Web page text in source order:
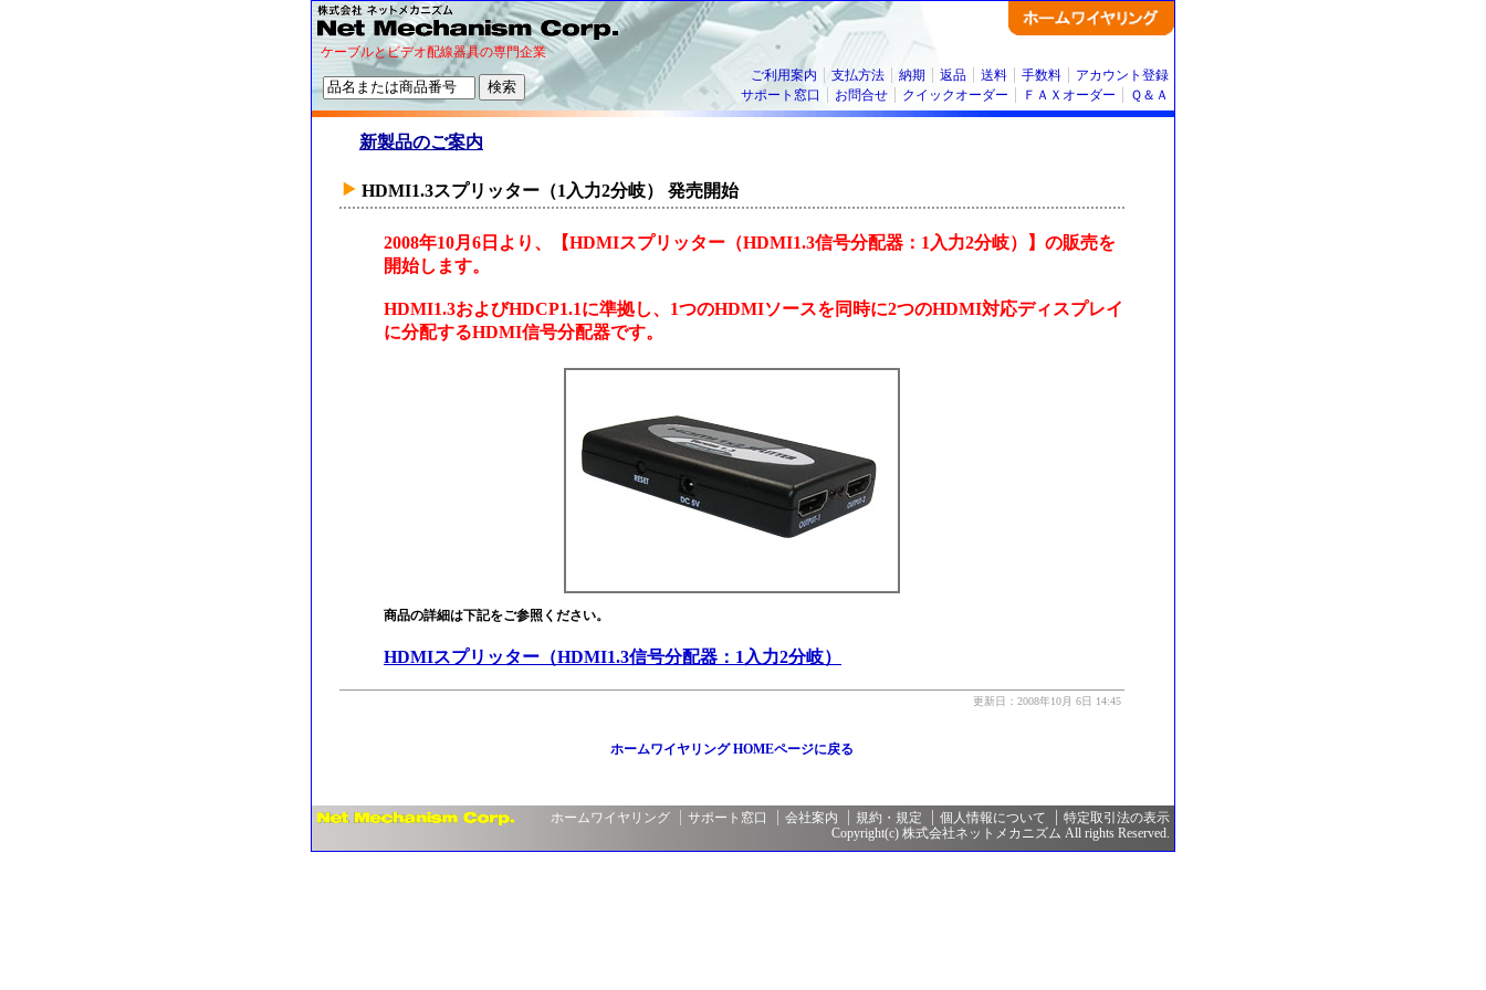
ケーブルとビデオ配線器具の専門企業
ご利用案内
支払方法 納期 返品 送料 手数料
アカウント登録
サポート窓口
お問合せ クイックオーダー ＦＡＸオーダー Ｑ＆Ａ
新製品のご案内
HDMI1.3スプリッター（1入力2分岐） 発売開始
2008年10月6日より、【HDMIスプリッター（HDMI1.3信号分配器：1入力2分岐）】の販売を
開始します。
HDMI1.3およびHDCP1.1に準拠し、1つのHDMIソースを同時に2つのHDMI対応ディスプレイ
に分配するHDMI信号分配器です。
商品の詳細は下記をご参照ください。
HDMIスプリッター（HDMI1.3信号分配器：1入力2分岐）
更新日：2008年10月 6日 14:45
ホームワイヤリング HOMEページに戻る
ホームワイヤリング サポート窓口 会社案内 規約・規定 個人情報について
特定取引法の表示
Copyright(c) 株式会社ネットメカニズム All rights Reserved.